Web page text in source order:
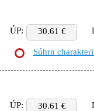
ÚP: 30.61 €
Súhrn
ÚP: 30.61 €